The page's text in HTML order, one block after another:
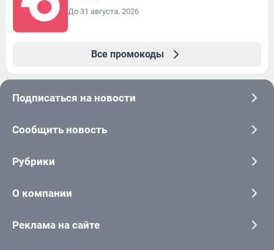
До 31 августа, 2026
Все промокоды
Подписаться на новости
Сообщить новость
Рубрики
О компании
Реклама на сайте